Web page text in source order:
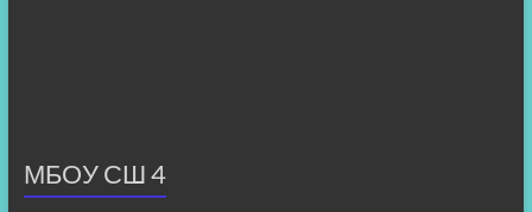
МБОУ СШ 4